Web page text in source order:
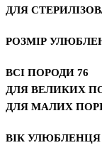
ДЛЯ
РОЗМІР
ВСІ ПОРОДИ 76
ДЛЯ ВЕЛИКИХ
ДЛЯ МАЛИХ
ВІК УЛЮБЛЕНЦЯ